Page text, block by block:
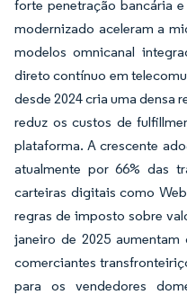
forte penetração bancária
modernizado aceleram a
modelos omnicanal
direto contínuo em
desde 2024 cria uma densa
reduz os custos de
plataforma. A crescente
atualmente por 66% das
carteiras digitais como
regras de imposto sobre
janeiro de 2025
comerciantes
para os vendedores